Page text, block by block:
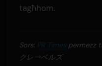
tagħhom.
Sors: PR Timespermezz
クレーベルズ